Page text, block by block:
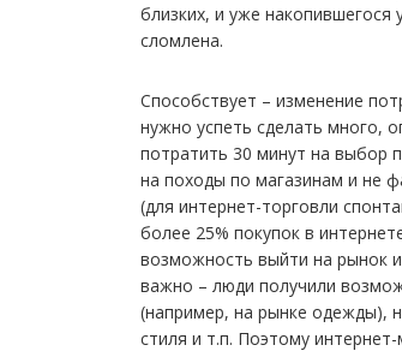
близких, и уже накопившегося
сломлена.
Способствует – изменение
нужно успеть сделать много,
потратить 30 минут на выбор
на походы по магазинам и не
(для интернет-торговли
более 25% покупок в
возможность выйти на рынок
важно – люди получили
(например, на рынке одежды),
стиля и т.п. Поэтому